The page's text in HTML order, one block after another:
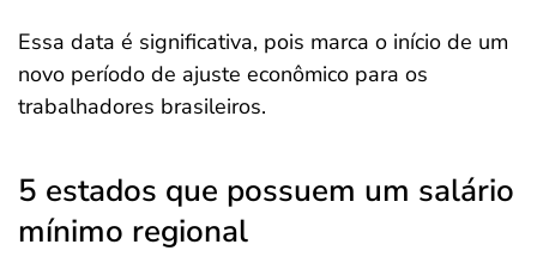
Essa data é significativa, pois marca o início de um
novo período de ajuste econômico para os
trabalhadores brasileiros.
5 estados que possuem um salário
mínimo regional